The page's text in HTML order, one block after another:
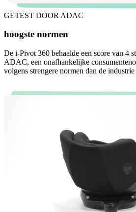
GETEST DOOR ADAC
hoogste normen
De i-Pivot 360 behaalde een score van 4
ADAC, een onafhankelijke
volgens strengere normen dan de industrie